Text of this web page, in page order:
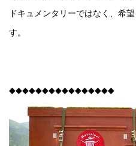
ドキュメンタリーではなく、希
す。
◆◆◆◆◆◆◆◆◆◆◆◆◆◆◆◆